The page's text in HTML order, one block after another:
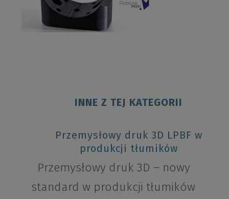
INNE Z TEJ KATEGORII
Przemysłowy druk 3D LPBF w
produkcji tłumików
Przemysłowy druk 3D – nowy
standard w produkcji tłumików